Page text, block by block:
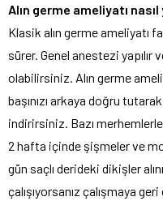
Alın germe ameliyatı nasıl
Klasik alın germe ameliyatı
sürer. Genel anestezi
olabilirsiniz. Alın germe
başınızı arkaya doğru
indirirsiniz. Bazı
2 hafta içinde şişmeler ve
gün saçlı derideki dikişler
çalışıyorsanız çalışmaya